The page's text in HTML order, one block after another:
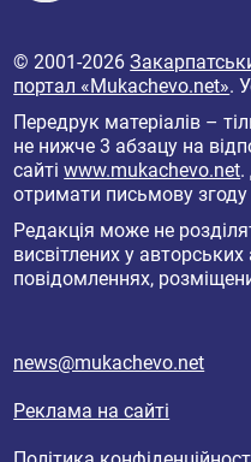
© 2001-2026
портал «Mukachevo.net».
Передрук матеріалів –
не нижче 3 абзацу на
сайтіwww.mukachevo.net.
отримати письмову згоду
Редакція може не
висвітлених у
повідомленнях,
news@mukachevo.net
Реклама на сайті